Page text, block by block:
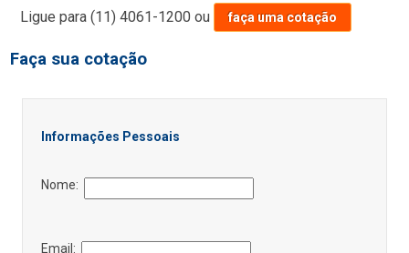
Ligue para(11) 4061-1200 ou faça uma cotação
Faça sua cotação
Informações Pessoais
Nome:
Email: